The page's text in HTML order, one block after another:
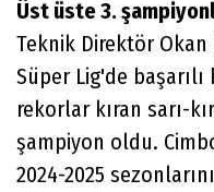
Üst üste 3.
Teknik Direktör
Süper Lig'de
rekorlar kıran sarı-
şampiyon oldu.
2024-2025